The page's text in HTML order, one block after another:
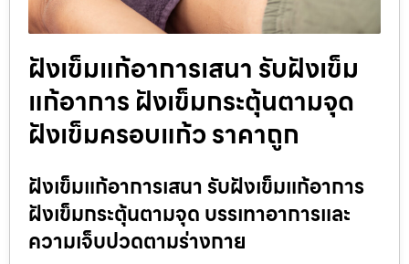
ฝังเข็มแก้อาการเสนา รับฝังเข็ม
แก้อาการ ฝังเข็มกระตุ้นตามจุด
ฝังเข็มครอบแก้ว ราคาถูก
ฝังเข็มแก้อาการเสนา รับฝังเข็มแก้อาการ
ฝังเข็มกระตุ้นตามจุด บรรเทาอาการและ
ความเจ็บปวดตามร่างกาย